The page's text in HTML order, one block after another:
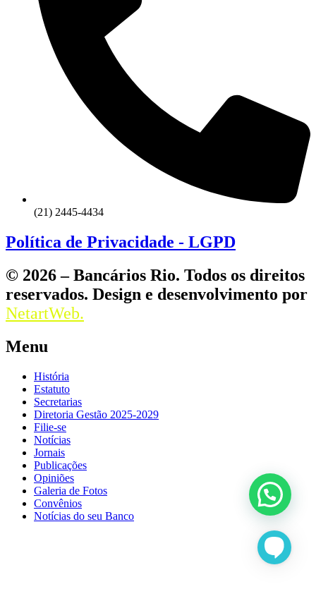
(21) 2445-4434
Política de Privacidade - LGPD
© 2026 – Bancários Rio. Todos os direitos
reservados. Design e desenvolvimento por
NetartWeb.
Menu
História
Estatuto
Secretarias
Diretoria Gestão 2025-2029
Filie-se
Notícias
Jornais
Publicações
Opiniões
Galeria de Fotos
Convênios
Notícias do seu Banco